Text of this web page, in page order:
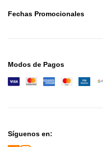
Fechas Promocionales
Modos de Pagos
Síguenos en: